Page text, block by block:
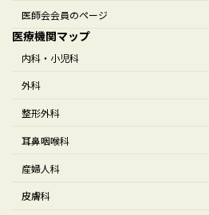
医師会会員のページ
医療機関マップ
内科・小児科
外科
整形外科
耳鼻咽喉科
産婦人科
皮膚科